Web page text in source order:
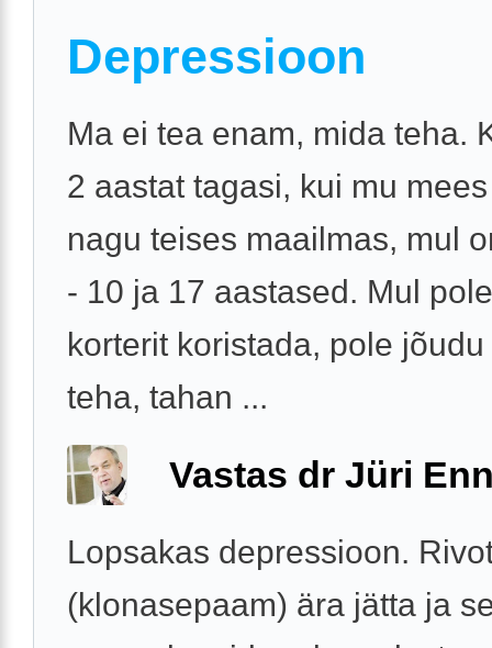
Depressioon
Ma ei tea enam, mida teha.
2 aastat tagasi, kui mu
nagu teises maailmas, mul
- 10 ja 17 aastased. Mul
korterit koristada, pole
teha, tahan ...
Vastas dr Jüri
Lopsakas depressioon.
(klonasepaam) ära jätta ja